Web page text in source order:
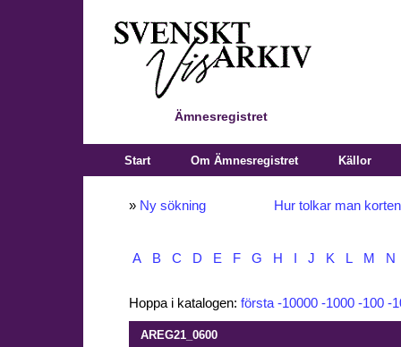
Ämnesregistret
Start Om Ämnesregistret Källor
» Ny sökning Hur tolkar man
A B C D E F G H J K L M N
Hoppa i katalogen: första -10000 -1000 -100 -
AREG21_0600